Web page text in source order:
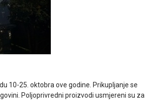
10-25. oktobra ove godine. Prikupljanje se
Poljoprivredni proizvodi usmjereni su za